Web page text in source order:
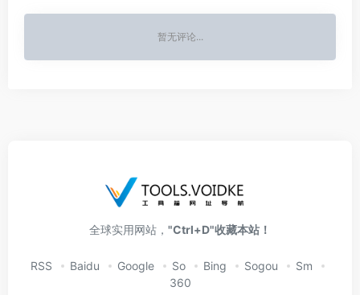
暂无评论...
全球实用网站， "Ctrl+D"收藏本站！
RSS Baidu Google So Bing Sogou
Sm
360